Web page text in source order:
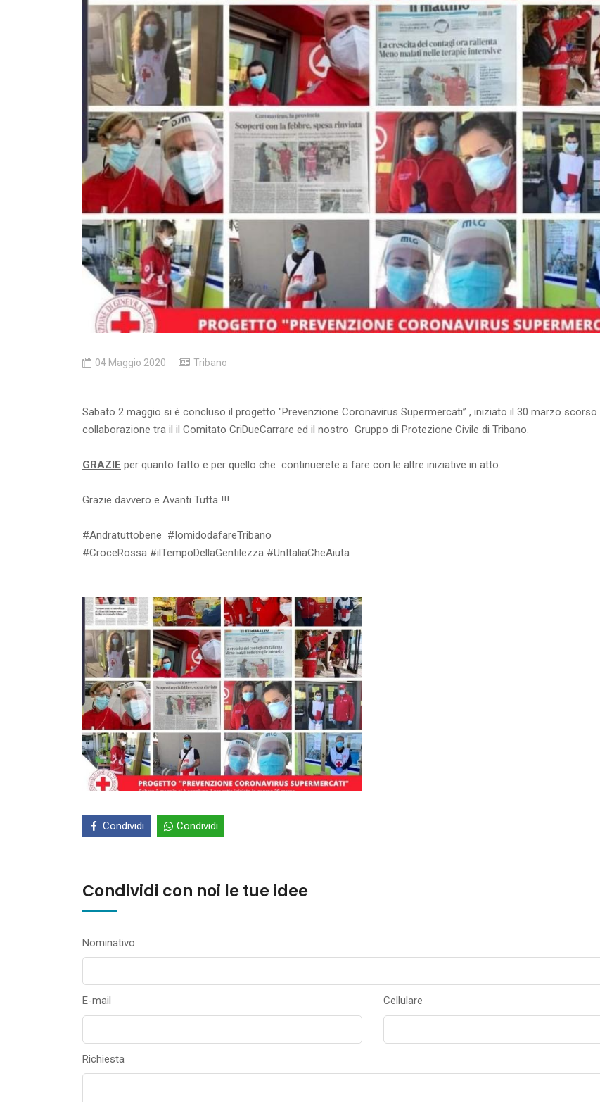
04 Maggio 2020 Tribano
Sabato 2 maggio si è concluso il progetto "Prevenzione Coronavirus Supermercati” ️, iniziato il 30 marzo
collaborazione tra il il Comitato CriDueCarrare ed il nostro Gruppo di Protezione Civile di Tribano.
GRAZIE per quanto fatto e per quello che continuerete a fare con le altre iniziative in atto.
Grazie davvero e Avanti Tutta !!!
#Andratuttobene #IomidodafareTribano
#CroceRossa #ilTempoDellaGentilezza #UnItaliaCheAiuta
Condividi Condividi
Condividi con noi le tue idee
Nominativo
E-mail Cellulare
Richiesta